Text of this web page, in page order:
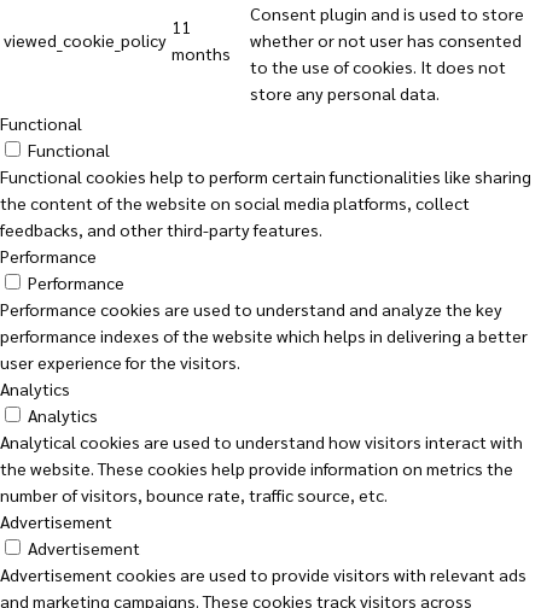
viewed_cookie_policy
11
months
Consent plugin and is used to store
whether or not user has consented
to the use of cookies. It does not
store any personal data.
Functional
Functional
Functional cookies help to perform certain functionalities like sharing
the content of the website on social media platforms, collect
feedbacks, and other third-party features.
Performance
Performance
Performance cookies are used to understand and analyze the key
performance indexes of the website which helps in delivering a better
user experience for the visitors.
Analytics
Analytics
Analytical cookies are used to understand how visitors interact with
the website. These cookies help provide information on metrics the
number of visitors, bounce rate, traffic source, etc.
Advertisement
Advertisement
Advertisement cookies are used to provide visitors with relevant ads
and marketing campaigns. These cookies track visitors across